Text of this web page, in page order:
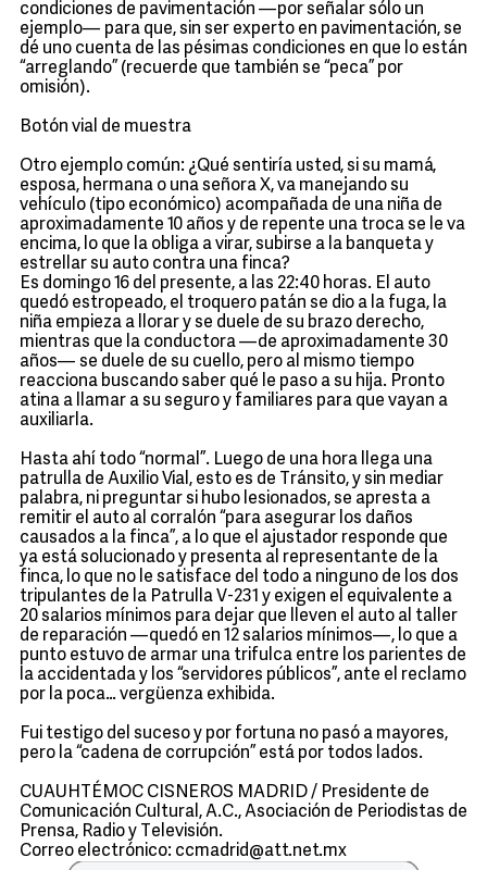
condiciones de pavimentación —por señalar sólo un
ejemplo— para que, sin ser experto en pavimentación, se
dé uno cuenta de las pésimas condiciones en que lo están
“arreglando” (recuerde que también se “peca” por
omisión).
Botón vial de muestra
Otro ejemplo común: ¿Qué sentiría usted, si su mamá,
esposa, hermana o una señora X, va manejando su
vehículo (tipo económico) acompañada de una niña de
aproximadamente 10 años y de repente una troca se le va
encima, lo que la obliga a virar, subirse a la banqueta y
estrellar su auto contra una finca?
Es domingo 16 del presente, a las 22:40 horas. El auto
quedó estropeado, el troquero patán se dio a la fuga, la
niña empieza a llorar y se duele de su brazo derecho,
mientras que la conductora —de aproximadamente 30
años— se duele de su cuello, pero al mismo tiempo
reacciona buscando saber qué le paso a su hija. Pronto
atina a llamar a su seguro y familiares para que vayan a
auxiliarla.
Hasta ahí todo “normal”. Luego de una hora llega una
patrulla de Auxilio Vial, esto es de Tránsito, y sin mediar
palabra, ni preguntar si hubo lesionados, se apresta a
remitir el auto al corralón “para asegurar los daños
causados a la finca”, a lo que el ajustador responde que
ya está solucionado y presenta al representante de la
finca, lo que no le satisface del todo a ninguno de los dos
tripulantes de la Patrulla V-231 y exigen el equivalente a
20 salarios mínimos para dejar que lleven el auto al taller
de reparación —quedó en 12 salarios mínimos—, lo que a
punto estuvo de armar una trifulca entre los parientes de
la accidentada y los “servidores públicos”, ante el reclamo
por la poca… vergüenza exhibida.
Fui testigo del suceso y por fortuna no pasó a mayores,
pero la “cadena de corrupción” está por todos lados.
CUAUHTÉMOC CISNEROS MADRID / Presidente de
Comunicación Cultural, A.C., Asociación de Periodistas de
Prensa, Radio y Televisión.
Correo electrónico: ccmadrid@att.net.mx